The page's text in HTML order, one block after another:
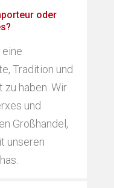
oder
Tradition und
zu haben. Wir
und
Großhandel,
unseren